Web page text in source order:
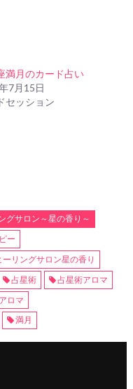
満月のカード占い
7月15日
セッション
グサロン～星の香り～
ー
リングサロン星の香り
占星術
占星術アロマ
ロマ
満月